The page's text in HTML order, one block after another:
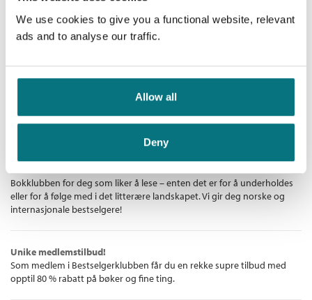
We use cookies to give you a functional website, relevant
ads and to analyse our traffic.
Allow all
Deny
Innbundet
Bestselgerklubben - De beste boknyhetene
Bokklubben for deg som liker å lese – enten det er for å underholdes
eller for å følge med i det litterære landskapet. Vi gir deg norske og
internasjonale bestselgere!
Unike medlemstilbud!
Som medlem i Bestselgerklubben får du en rekke supre tilbud med
opptil 80 % rabatt på bøker og fine ting.